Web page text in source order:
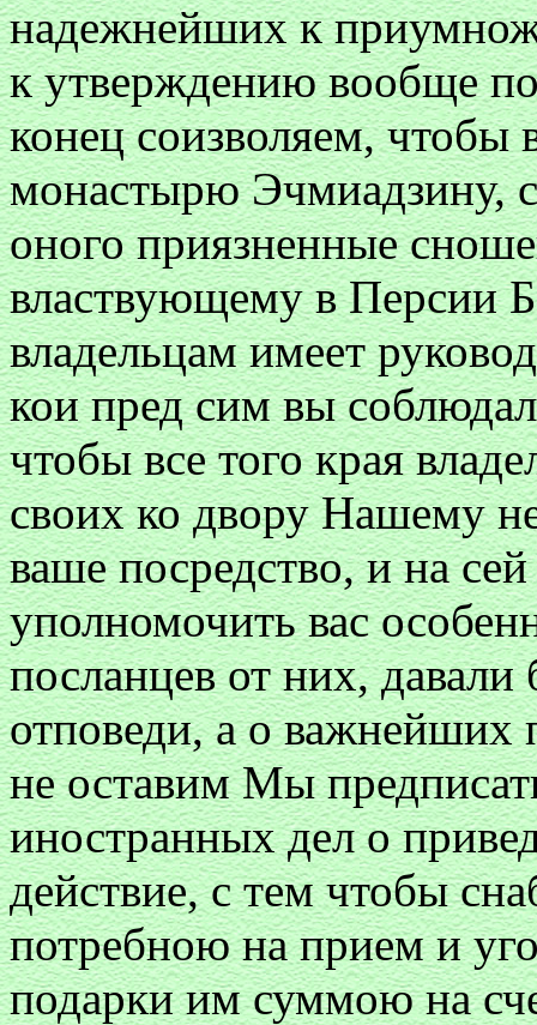
надежнейших к
к утверждению вообще
конец соизволяем, чтобы
монастырю Эчмиадзину,
оного приязненные
властвующему в Персии
владельцам имеет
кои пред сим вы
чтобы все того края
своих ко двору Нашему
ваше посредство, и на
уполномочить вас
посланцев от них,
отповеди, а о важнейших
не оставим Мы
иностранных дел о
действие, с тем чтобы
потребною на прием и
подарки им суммою на